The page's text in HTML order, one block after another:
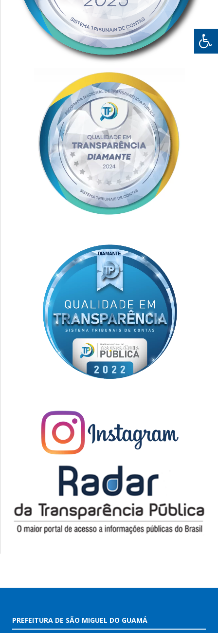
PREFEITURA DE SÃO MIGUEL DO GUAMÁ